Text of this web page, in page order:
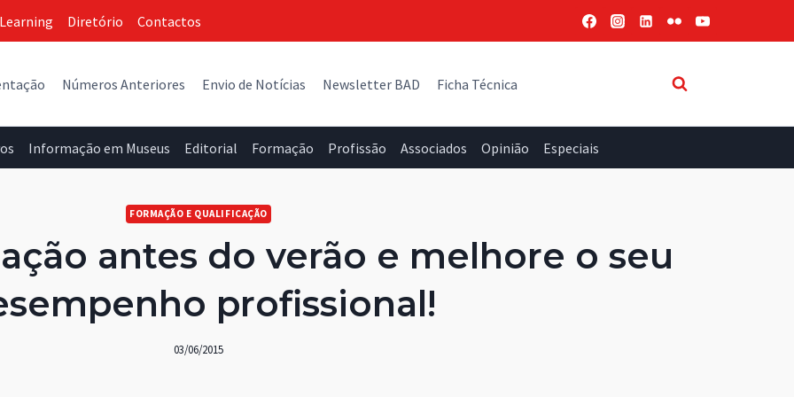
Diretório Contactos
Números Anteriores Envio de Notícias Newsletter BAD Ficha Técnica
Informação em Museus Editorial Formação Profissão Associados Opinião Especiais
FORMAÇÃO E QUALIFICAÇÃO
antes do verão e melhore o seu
profissional!
03/06/2015